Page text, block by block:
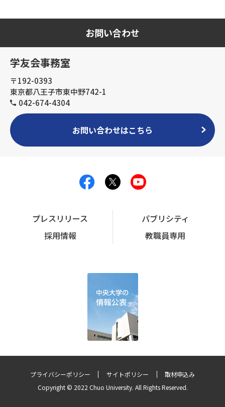
お問い合わせ
学友会事務室
〒192-0393
東京都八王子市東中野742-1
042-674-4304
お問い合わせはこちら
プレスリリース
パブリシティ
採用情報
教職員専用
プライバシーポリシー サイトポリシー
取材申込み
Copyright © 2022 Chuo University. All Rights Reserved.